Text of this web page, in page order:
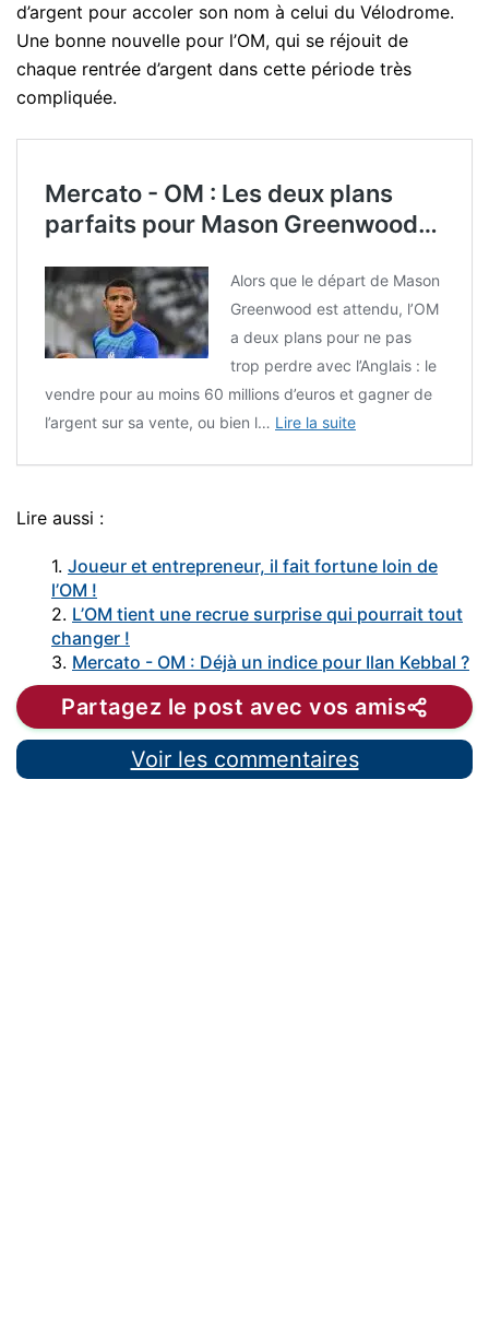
d’argent pour accoler son nom à celui du Vélodrome.
Une bonne nouvelle pour l’OM, qui se réjouit de
chaque rentrée d’argent dans cette période très
compliquée.
Mercato - OM : Les deux plans
parfaits pour Mason Greenwood…
Alors que le départ de Mason
Greenwood est attendu, l’OM
a deux plans pour ne pas
trop perdre avec l’Anglais : le
vendre pour au moins 60 millions d’euros et gagner de
l’argent sur sa vente, ou bien l… Lire la suite
Lire aussi :
1. Joueur et entrepreneur, il fait fortune loin de
l’OM !
2. L’OM tient une recrue surprise qui pourrait tout
changer !
3. Mercato - OM : Déjà un indice pour Ilan Kebbal ?
Partagez le post avec vos amis
Voir les commentaires